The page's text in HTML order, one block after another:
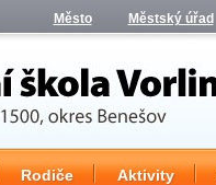
Město Městský úřad
Rodiče Aktivity